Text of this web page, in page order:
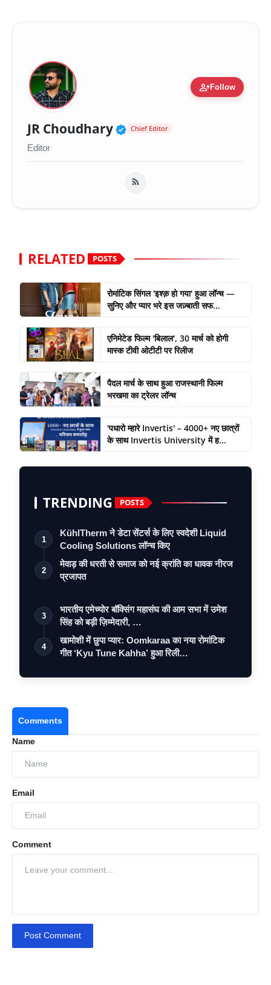
person_addFollow
JR Choudhary Verified Public Figure
Chief Editor
Editor
RELATED POSTS
रोमांटिक सिंगल 'इश्क़ हो गया' हुआ लॉन्च —
सुनिए और प्यार भरे इस जज़्बाती सफ...
एनिमेटेड फिल्म 'बिलाल', 30 मार्च को होगी
मास्क टीवी ओटीटी पर रिलीज
पैदल मार्च के साथ हुआ राजस्थानी फिल्म
भरखमा का ट्रेलर लॉन्च
'पधारो म्हारे Invertis' – 4000+ नए छात्रों
के साथ Invertis University में ह...
TRENDING POSTS
1
KühlTherm ने डेटा सेंटर्स के लिए स्वदेशी Liquid
Cooling Solutions लॉन्च किए
2
मेवाड़ की धरती से समाज को नई क्रांति का धावक नीरज
प्रजापत
3
भारतीय एमेच्योर बॉक्सिंग महासंघ की आम सभा में उमेश
सिंह को बड़ी ज़िम्मेदारी, …
4
खामोशी में छुपा प्यार: Oomkaraa का नया रोमांटिक
गीत ‘Kyu Tune Kahha’ हुआ रिली…
Comments
Name
Email
Comment
Post Comment